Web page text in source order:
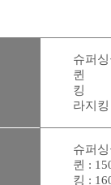
슈퍼
퀸
킹
라지킹
슈퍼
퀸 :
킹 :